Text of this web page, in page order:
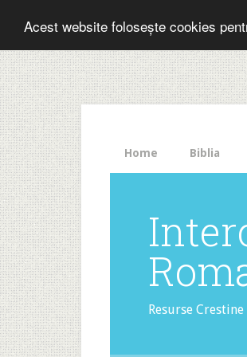
Acest website folosește cookies
The
HelloBar
- a
little
bar
that
gets
noticed!
Home Biblia
Resurse